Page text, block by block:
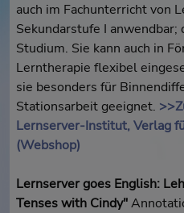
auch im Fachunterricht von
Sekundarstufe I anwendbar;
Studium. Sie kann auch in
Lerntherapie flexibel
sie besonders für
Stationsarbeit geeignet.
Lernserver-Institut, Verlag
(Webshop)
Lernserver goes English:
Tenses with Cindy"